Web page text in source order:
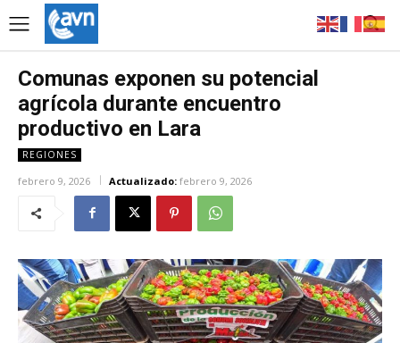
Comunas exponen su potencial
agrícola durante encuentro
productivo en Lara
REGIONES
febrero 9, 2026 Actualizado: febrero 9, 2026